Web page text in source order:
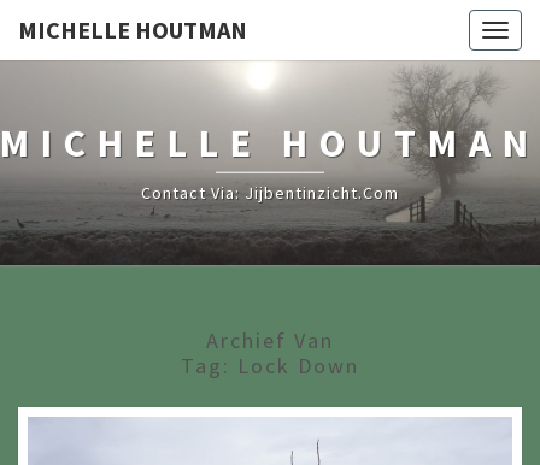
MICHELLE HOUTMAN
MICHELLE HOUTMAN
Contact Via: Jijbentinzicht.com
Archief Van
Tag: Lock Down